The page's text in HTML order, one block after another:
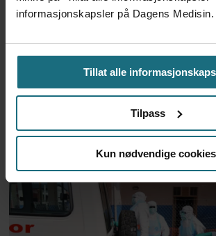
informasjonskapsler på Dagens Medisin.
Tillat alle
Tilpass
Kun nødvendige cookies
Om interpellasjonen
sykmeldingstakstene
Senatet bekrefter
som ny